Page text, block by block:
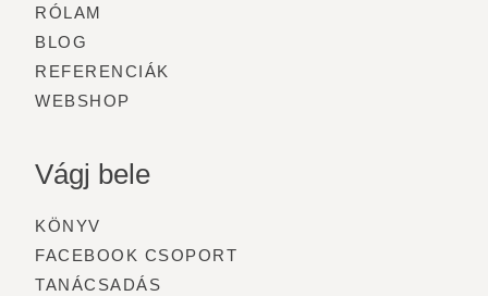
RÓLAM
BLOG
REFERENCIÁK
WEBSHOP
Vágj bele
KÖNYV
FACEBOOK CSOPORT
TANÁCSADÁS